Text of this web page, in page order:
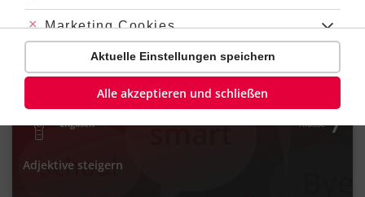
Übung
Video
Jetzt lernen
Englisch Klasse 7
Adjektive steigern
Abgelehnt:
Marketing Cookies
Abgelehnt:
Personalisierungs-Cookies
Aktuelle Einstellungen speichern
Alle akzeptieren und schließen